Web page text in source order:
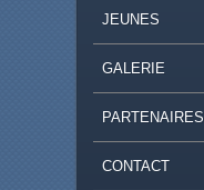
JEUNES
GALERIE
PARTENAIRES
CONTACT